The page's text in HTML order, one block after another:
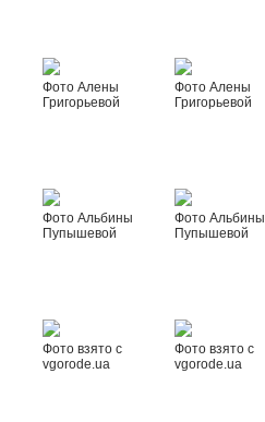
Фото Алены
Григорьевой
Фото Алены
Григорьевой
Фото Альбины
Пупышевой
Фото Альбины
Пупышевой
Фото взято с
vgorode.ua
Фото взято с
vgorode.ua